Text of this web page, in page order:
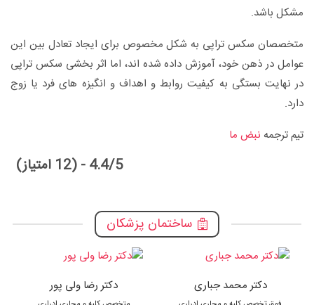
مشکل باشد.
متخصصان سکس تراپی به شکل مخصوص برای ایجاد تعادل بین این
عوامل در ذهن خود، آموزش داده شده اند، اما اثر بخشی سکس تراپی
در نهایت بستگی به کیفیت روابط و اهداف و انگیزه های فرد یا زوج
دارد.
تیم ترجمه نبض ما
4.4/5 - (12 امتیاز)
ساختمان پزشکان
دکتر محمد جباری دکتر رضا ولی پور